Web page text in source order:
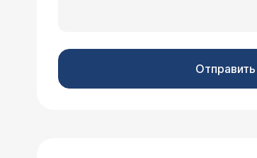
Отправить